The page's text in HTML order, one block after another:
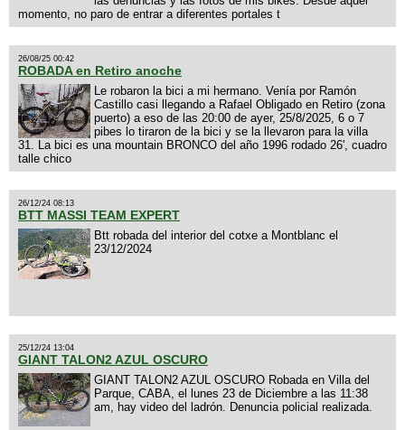
momento, no paro de entrar a diferentes portales t
26/08/25 00:42
ROBADA en Retiro anoche
Le robaron la bici a mi hermano. Venía por Ramón
Castillo casi llegando a Rafael Obligado en Retiro (zona
puerto) a eso de las 20:00 de ayer, 25/8/2025, 6 o 7
pibes lo tiraron de la bici y se la llevaron para la villa
31. La bici es una mountain BRONCO del año 1996 rodado 26', cuadro
talle chico
26/12/24 08:13
BTT MASSI TEAM EXPERT
Btt robada del interior del cotxe a Montblanc el
23/12/2024
25/12/24 13:04
GIANT TALON2 AZUL OSCURO
GIANT TALON2 AZUL OSCURO Robada en Villa del
Parque, CABA, el lunes 23 de Diciembre a las 11:38
am, hay video del ladrón. Denuncia policial realizada.